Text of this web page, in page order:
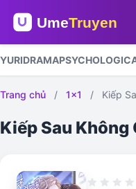
YURIDRAMA
Trang chủ / 1x1 / Kiếp
Kiếp Sau Không
star star star star